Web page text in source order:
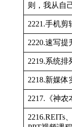
则，我从自
2221.手机
2220.速写提
2219.系统排
2218.新媒体
2217.《神
2216.REITs